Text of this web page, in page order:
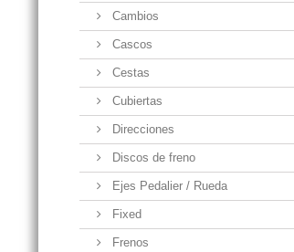
Cambios
Cascos
Cestas
Cubiertas
Direcciones
Discos de freno
Ejes Pedalier / Rueda
Fixed
Frenos